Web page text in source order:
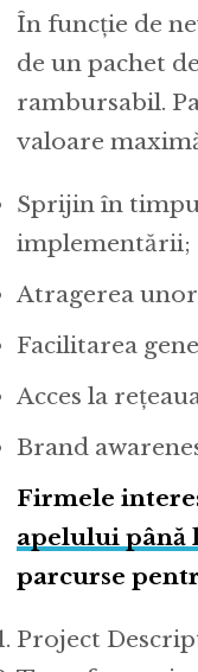
În funcție de
de un pachet
rambursabil.
valoare
Sprijin în
implementării;
Atragerea
Facilitarea
Acces la
Brand
Firmele
apelului până
parcurse
Project